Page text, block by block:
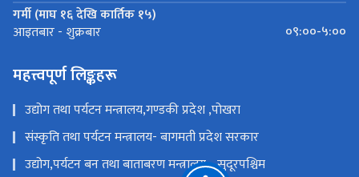
गर्मी (माघ १६ देखि कार्तिक १५)
आइतबार - शुक्रबार ०९:००-५:००
महत्त्वपूर्ण लिङ्कहरू
उद्योग तथा पर्यटन मन्त्रालय,गण्डकी प्रदेश ,पोखरा
संस्कृति तथा पर्यटन मन्त्रालय- बागमती प्रदेश सरकार
उद्योग,पर्यटन बन तथा बाताबरण मन्त्रालय - सुदूरपश्चिम